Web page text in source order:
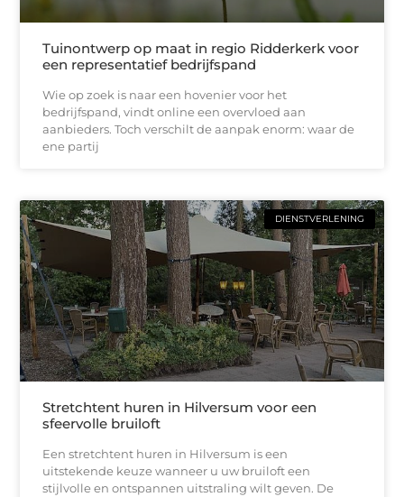
Tuinontwerp op maat in regio Ridderkerk voor
een representatief bedrijfspand
Wie op zoek is naar een hovenier voor het
bedrijfspand, vindt online een overvloed aan
aanbieders. Toch verschilt de aanpak enorm: waar de
ene partij
DIENSTVERLENING
Stretchtent huren in Hilversum voor een
sfeervolle bruiloft
Een stretchtent huren in Hilversum is een
uitstekende keuze wanneer u uw bruiloft een
stijlvolle en ontspannen uitstraling wilt geven. De